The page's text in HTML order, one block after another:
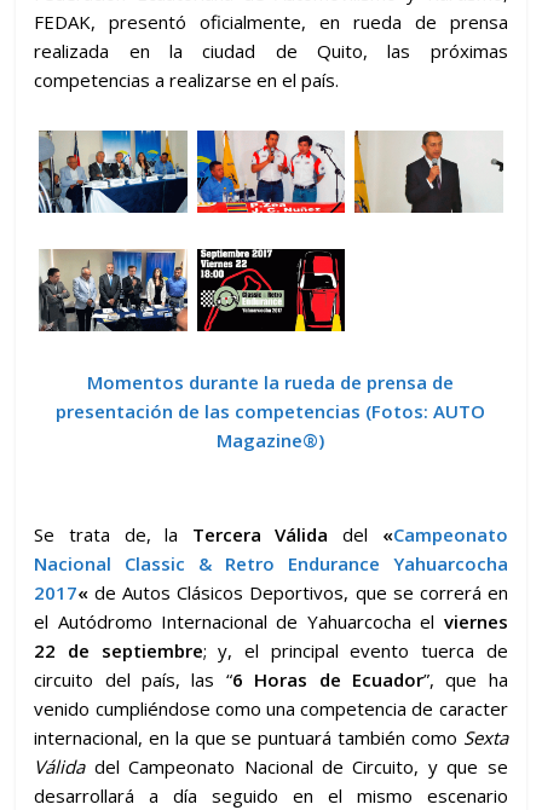
FEDAK, presentó oficialmente, en rueda de prensa
realizada en la ciudad de Quito, las próximas
competencias a realizarse en el país.
Momentos durante la rueda de prensa de
presentación de las competencias (Fotos: AUTO
Magazine®)
Se trata de, la Tercera Válida del «Campeonato
Nacional Classic & Retro Endurance Yahuarcocha
2017« de Autos Clásicos Deportivos, que se correrá en
el Autódromo Internacional de Yahuarcocha el viernes
22 de septiembre; y, el principal evento tuerca de
circuito del país, las “6 Horas de Ecuador”, que ha
venido cumpliéndose como una competencia de caracter
internacional, en la que se puntuará también como Sexta
Válidadel Campeonato Nacional de Circuito, y que se
desarrollará a día seguido en el mismo escenario